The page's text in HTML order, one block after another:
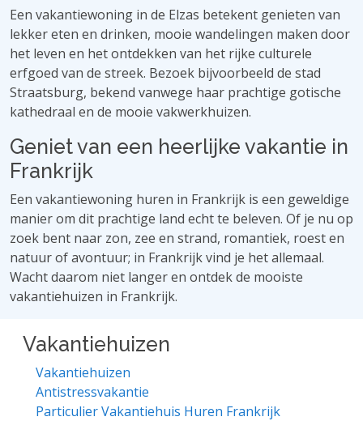
Een vakantiewoning in de Elzas betekent genieten van
lekker eten en drinken, mooie wandelingen maken door
het leven en het ontdekken van het rijke culturele
erfgoed van de streek. Bezoek bijvoorbeeld de stad
Straatsburg, bekend vanwege haar prachtige gotische
kathedraal en de mooie vakwerkhuizen.
Geniet van een heerlijke vakantie in
Frankrijk
Een vakantiewoning huren in Frankrijk is een geweldige
manier om dit prachtige land echt te beleven. Of je nu op
zoek bent naar zon, zee en strand, romantiek, roest en
natuur of avontuur; in Frankrijk vind je het allemaal.
Wacht daarom niet langer en ontdek de mooiste
vakantiehuizen in Frankrijk.
Vakantiehuizen
Vakantiehuizen
Antistressvakantie
Particulier Vakantiehuis Huren Frankrijk